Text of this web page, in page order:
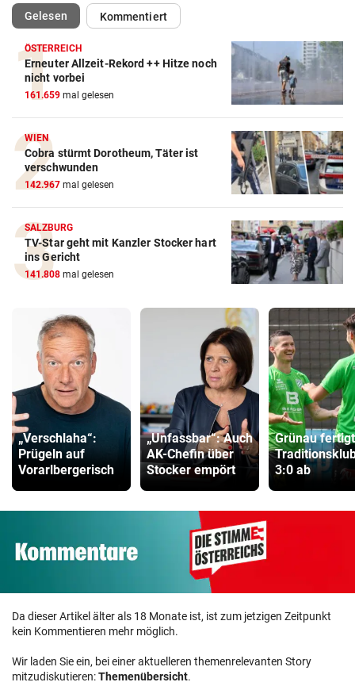
Gelesen(ausgewählt)Kommentiert
ÖSTERREICH
Erneuter Allzeit-Rekord ++ Hitze noch
nicht vorbei
161.659 mal gelesen
WIEN
Cobra stürmt Dorotheum, Täter ist
verschwunden
142.967 mal gelesen
SALZBURG
TV-Star geht mit Kanzler Stocker hart
ins Gericht
141.808 mal gelesen
„Verschlaha“:
Prügeln auf
Vorarlbergerisch
„Unfassbar“: Auch
AK-Chefin über
Stocker empört
Grünau
3:0 ab
Da dieser Artikel älter als 18 Monate ist, ist zum jetzigen Zeitpunkt
kein Kommentieren mehr möglich.
Wir laden Sie ein, bei einer aktuelleren themenrelevanten Story
mitzudiskutieren:Themenübersicht.